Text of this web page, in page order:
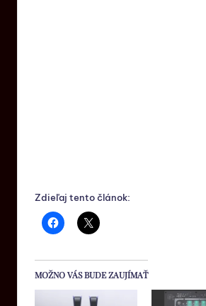
Zdieľaj tento článok:
MOŽNO VÁS BUDE ZAUJÍMAŤ